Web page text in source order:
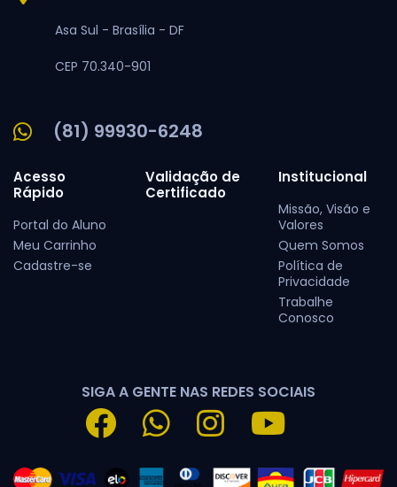
Asa Sul - Brasília - DF
CEP 70.340-901
(81) 99930-6248
Acesso
Rápido
Portal do Aluno
Meu Carrinho
Cadastre-se
Validação de
Certificado
Institucional
Missão, Visão e
Valores
Quem Somos
Política de
Privacidade
Trabalhe
Conosco
SIGA A GENTE NAS REDES SOCIAIS